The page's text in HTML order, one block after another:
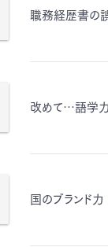
職務経歴書の
改めて…語学
国のブランド力